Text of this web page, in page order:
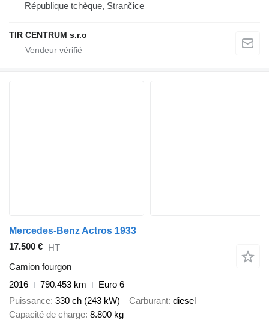
République tchèque, Strančice
TIR CENTRUM s.r.o
Mercedes-Benz Actros 1933
17.500 € HT
Camion fourgon
2016
790.453 km
Euro 6
Puissance 330 ch (243 kW) Carburant diesel
Capacité de charge 8.800 kg